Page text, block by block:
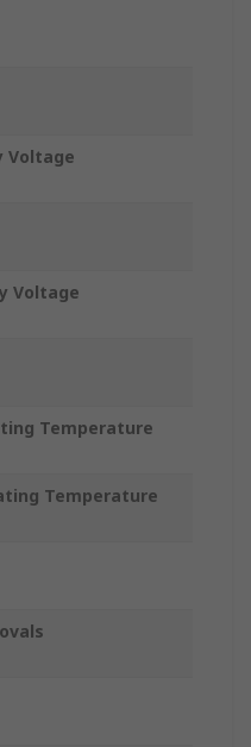
Voltage
Voltage
Temperature
Temperature